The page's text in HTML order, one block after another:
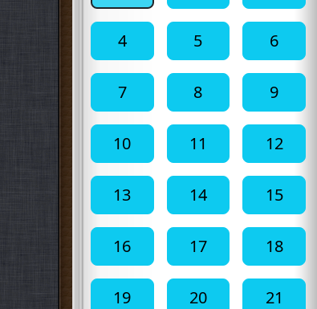
4 5 6
7 8 9
10 11 12
13 14 15
16 17 18
19 20 21